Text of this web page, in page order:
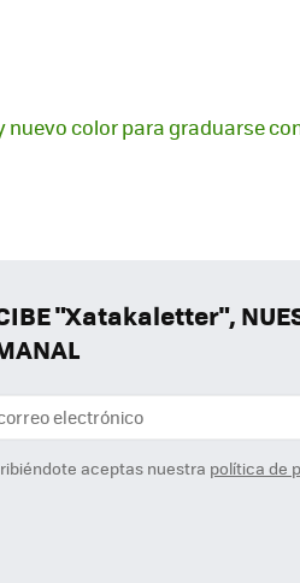
nuevo color para graduarse
"Xatakaletter",
aceptas nuestra política de